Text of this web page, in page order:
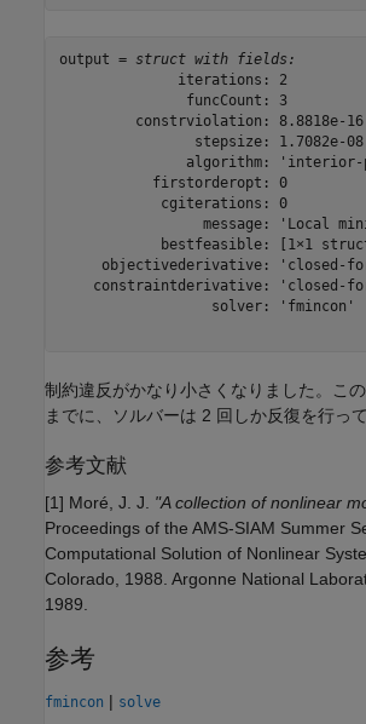
output = struct with fields:
              iterations: 2
               funcCount: 3
         constrviolation: 8.8818e-16
                stepsize: 1.7082e-08
algorithm: 'interior-
           firstorderopt: 0
            cgiterations: 0
message: 'Local
bestfeasible: [1×1
objectivederivative: 'closed-
constraintderivative: 'closed-
                  solver: 'fmincon'
制約違反がかなり小さくなりました。こ
までに、ソルバーは 2 回しか反復を行っ
参考文献
[1] Moré, J. J. "A collection of nonlinear
Proceedings of the AMS-SIAM Summer
Computational Solution of Nonlinear
Colorado, 1988. Argonne National
1989.
参考
fmincon | solve